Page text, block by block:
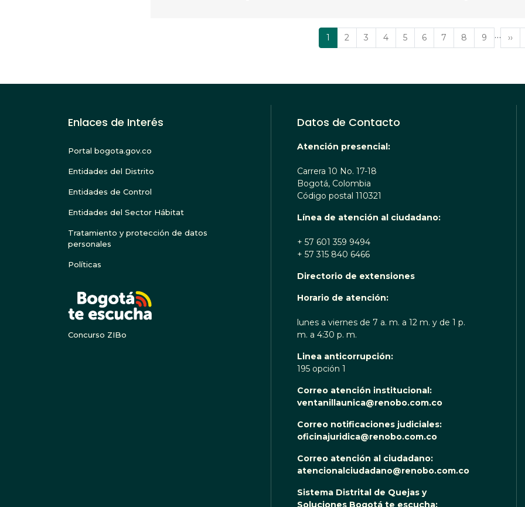
Página
actual
1 Página
2 Página
3 Página
4 Página
5 Página
6 Página
7 Página
8 Página
9 … ››
Enlaces de Interés
Portal bogota.gov.co
Entidades del Distrito
Entidades de Control
Entidades del Sector Hábitat
Tratamiento y protección de datos
personales
Políticas
Concurso ZIBo
Datos de Contacto
Atención presencial:
Carrera 10 No. 17-18
Bogotá, Colombia
Código postal 110321
Línea de atención al ciudadano:
+ 57 601 359 9494
+ 57 315 840 6466
Directorio de extensiones
Horario de atención:
lunes a viernes de 7 a. m. a 12 m. y de 1 p.
m. a 4:30 p. m.
Linea anticorrupción:
195 opción 1
Correo atención institucional:
ventanillaunica@renobo.com.co
Correo notificaciones judiciales:
oficinajuridica@renobo.com.co
Correo atención al ciudadano:
atencionalciudadano@renobo.com.co
Sistema Distrital de Quejas y
Soluciones Bogotá te escucha: